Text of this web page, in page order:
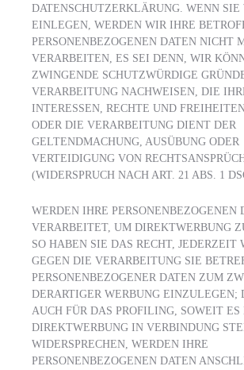
DATENSCHUTZERKLÄRUNG. WENN SIE
EINLEGEN, WERDEN WIR IHRE
PERSONENBEZOGENEN DATEN NICHT
VERARBEITEN, ES SEI DENN, WIR
ZWINGENDE SCHUTZWÜRDIGE
VERARBEITUNG NACHWEISEN, DIE
INTERESSEN, RECHTE UND
ODER DIE VERARBEITUNG DIENT DER
GELTENDMACHUNG, AUSÜBUNG ODER
VERTEIDIGUNG VON
(WIDERSPRUCH NACH ART. 21 ABS. 1
WERDEN IHRE PERSONENBEZOGENEN
VERARBEITET, UM DIREKTWERBUNG
SO HABEN SIE DAS RECHT, JEDERZEIT
GEGEN DIE VERARBEITUNG SIE
PERSONENBEZOGENER DATEN ZUM
DERARTIGER WERBUNG EINZULEGEN;
AUCH FÜR DAS PROFILING, SOWEIT ES
DIREKTWERBUNG IN VERBINDUNG
WIDERSPRECHEN, WERDEN IHRE
PERSONENBEZOGENEN DATEN